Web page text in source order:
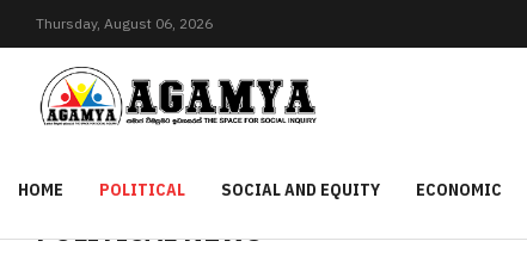
Thursday, August 06, 2026
HOME POLITICAL SOCIAL AND EQUITY ECONOMIC
POLITICAL NEWS